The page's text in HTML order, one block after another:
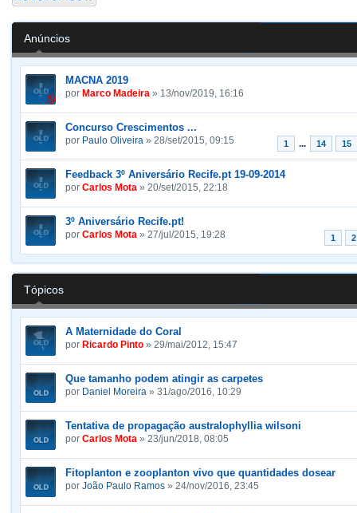
Tópico
Anúncios
MACNA 2019
por Marco Madeira » 13/nov/2019, 16:16
Concurso Crescimentos ...
1 ... 14 15
por Paulo Oliveira » 28/set/2015, 09:15
Feedback 3º Aniversário Recife.pt 19-09-2014
por Carlos Mota » 20/set/2015, 22:18
3º Aniversário Recife.pt!
1 2
por Carlos Mota » 27/jul/2015, 19:28
Tópicos
A Maternidade do Coral
por Ricardo Pinto » 29/mai/2012, 15:47
Que tamanho podem atingir as carpetes
por Daniel Moreira » 31/ago/2016, 10:29
Tentativa de propagação australophyllia wilsoni
por Carlos Mota » 23/jun/2018, 08:05
Fitoplanton e zooplanton vivo que quantidades dosear
por João Paulo Ramos » 24/nov/2016, 23:45